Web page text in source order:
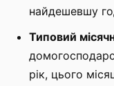
найдешевшу
Типовий
рік, цього